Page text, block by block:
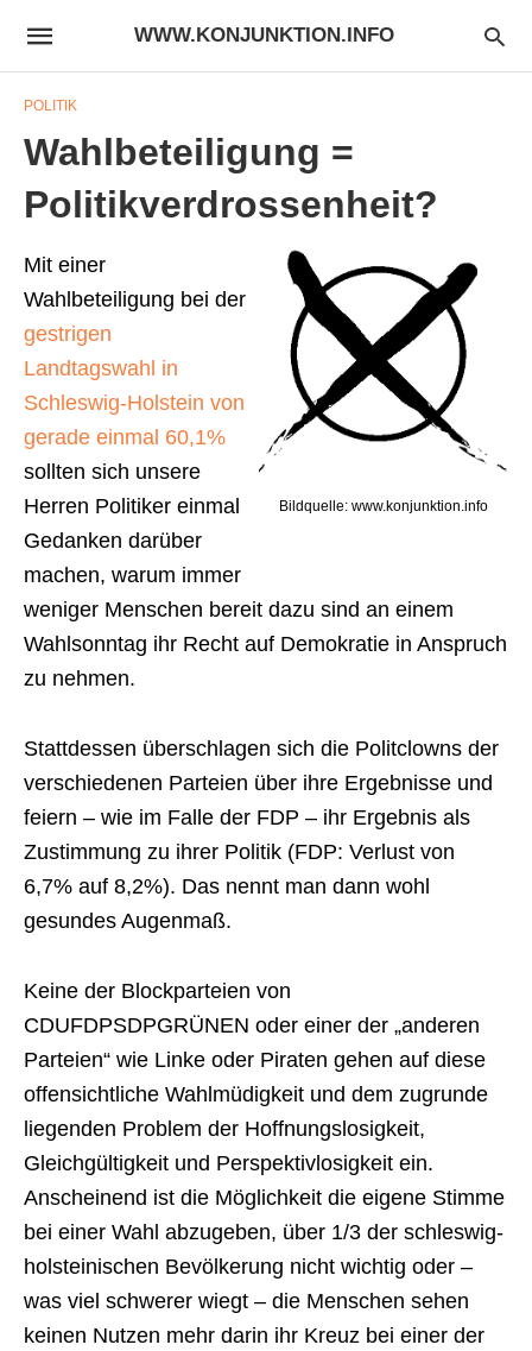
WWW.KONJUNKTION.INFO
POLITIK
Wahlbeteiligung =
Politikverdrossenheit?
Bildquelle: www.konjunktion.info
Mit einer
Wahlbeteiligung bei der
gestrigen
Landtagswahl in
Schleswig-Holstein von
gerade einmal 60,1%
sollten sich unsere
Herren Politiker einmal
Gedanken darüber
machen, warum immer
weniger Menschen bereit dazu sind an einem
Wahlsonntag ihr Recht auf Demokratie in Anspruch
zu nehmen.
Stattdessen überschlagen sich die Politclowns der
verschiedenen Parteien über ihre Ergebnisse und
feiern – wie im Falle der FDP – ihr Ergebnis als
Zustimmung zu ihrer Politik (FDP: Verlust von
6,7% auf 8,2%). Das nennt man dann wohl
gesundes Augenmaß.
Keine der Blockparteien von
CDUFDPSDPGRÜNEN oder einer der „anderen
Parteien“ wie Linke oder Piraten gehen auf diese
offensichtliche Wahlmüdigkeit und dem zugrunde
liegenden Problem der Hoffnungslosigkeit,
Gleichgültigkeit und Perspektivlosigkeit ein.
Anscheinend ist die Möglichkeit die eigene Stimme
bei einer Wahl abzugeben, über 1/3 der schleswig-
holsteinischen Bevölkerung nicht wichtig oder –
was viel schwerer wiegt – die Menschen sehen
keinen Nutzen mehr darin ihr Kreuz bei einer der